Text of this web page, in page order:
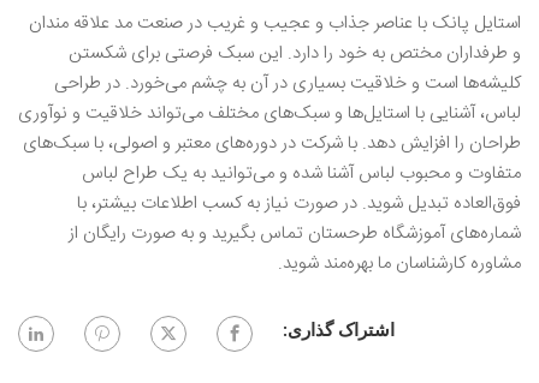
استایل پانک با عناصر جذاب و عجیب و غریب در صنعت مد علاقه‌ مندان
و طرفداران مختص به خود را دارد. این سبک فرصتی برای شکستن
کلیشه‌ها است و خلاقیت بسیاری در آن به چشم می‌خورد. در طراحی
لباس، آشنایی با استایل‌ها و سبک‌های مختلف می‌تواند خلاقیت و نوآوری
طراحان را افزایش دهد. با شرکت در دوره‌های معتبر و اصولی، با سبک‌های
متفاوت و محبوب لباس آشنا شده و می‌توانید به یک طراح لباس
فوق‌العاده تبدیل شوید. در صورت نیاز به کسب اطلاعات بیشتر، با
شماره‌های آموزشگاه طرحستان تماس بگیرید و به صورت رایگان از
مشاوره کارشناسان ما بهره‌مند شوید.
اشتراک گذاری: